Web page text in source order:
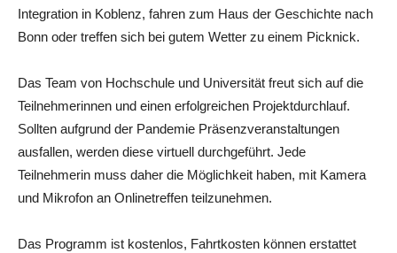
Integration in Koblenz, fahren zum Haus der Geschichte nach
Bonn oder treffen sich bei gutem Wetter zu einem Picknick.
Das Team von Hochschule und Universität freut sich auf die
Teilnehmerinnen und einen erfolgreichen Projektdurchlauf.
Sollten aufgrund der Pandemie Präsenzveranstaltungen
ausfallen, werden diese virtuell durchgeführt. Jede
Teilnehmerin muss daher die Möglichkeit haben, mit Kamera
und Mikrofon an Onlinetreffen teilzunehmen.
Das Programm ist kostenlos, Fahrtkosten können erstattet